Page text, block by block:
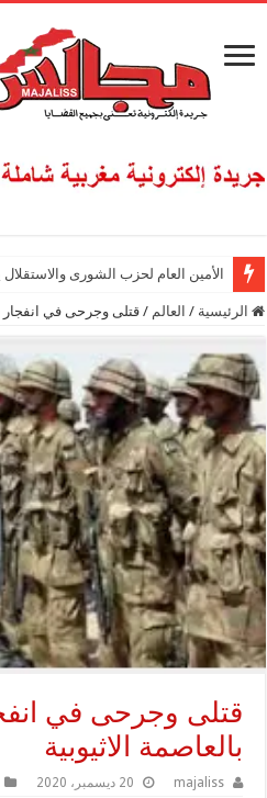
الأمين العام لحزب الشورى
الرئيسية / العالم / قتلى وجرحى في انفجار
قتلى وجرحى في
بالعاصمة الاثيوبية
majaliss 20 ديسمبر، 2020